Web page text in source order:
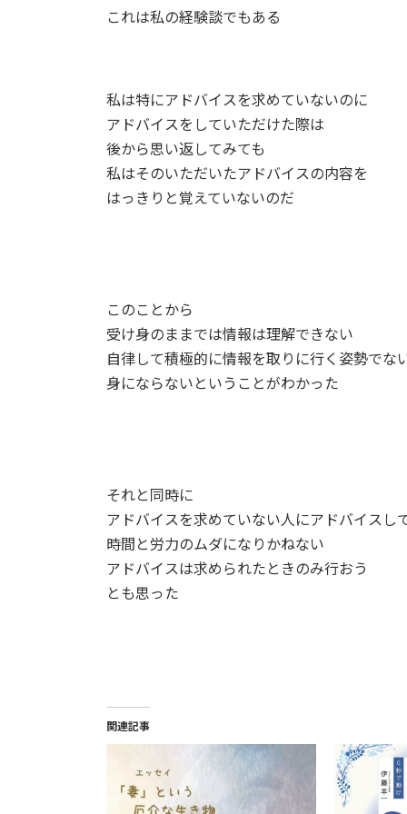
これは私の経験談でもある
私は特にアドバイスを求めていないのに
アドバイスをしていただけた際は
後から思い返してみても
私はそのいただいたアドバイスの内容を
はっきりと覚えていないのだ
このことから
受け身のままでは情報は理解できない
自律して積極的に情報を取りに行く姿勢でな
身にならないということがわかった
それと同時に
アドバイスを求めていない人にアドバイスし
時間と労力のムダになりかねない
アドバイスは求められたときのみ行おう
とも思った
関連記事